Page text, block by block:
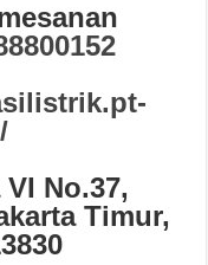
No.37,
Timur,